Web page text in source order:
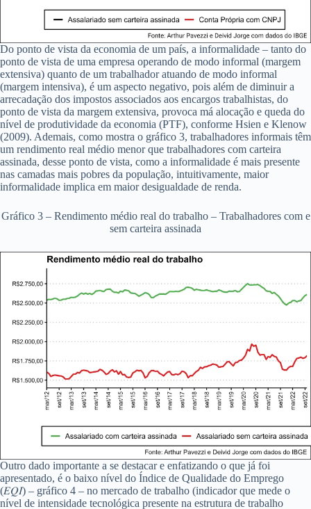
Do ponto de vista da economia de um país, a informalidade – tanto do
ponto de vista de uma empresa operando de modo informal (margem
extensiva) quanto de um trabalhador atuando de modo informal
(margem intensiva), é um aspecto negativo, pois além de diminuir a
arrecadação dos impostos associados aos encargos trabalhistas, do
ponto de vista da margem extensiva, provoca má alocação e queda do
nível de produtividade da economia (PTF), conforme Hsien e Klenow
(2009). Ademais, como mostra o gráfico 3, trabalhadores informais têm
um rendimento real médio menor que trabalhadores com carteira
assinada, desse ponto de vista, como a informalidade é mais presente
nas camadas mais pobres da população, intuitivamente, maior
informalidade implica em maior desigualdade de renda.
Gráfico 3 – Rendimento médio real do trabalho – Trabalhadores com e
sem carteira assinada
Outro dado importante a se destacar e enfatizando o que já foi
apresentado, é o baixo nível do Índice de Qualidade do Emprego
(𝐸𝑄𝐼) – gráfico 4 – no mercado de trabalho (indicador que mede o
nível de intensidade tecnológica presente na estrutura de trabalho